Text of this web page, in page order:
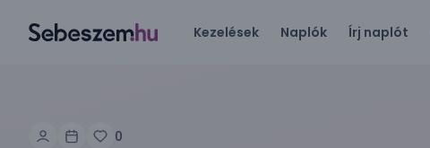
Kezelések Naplók Írj naplót
0